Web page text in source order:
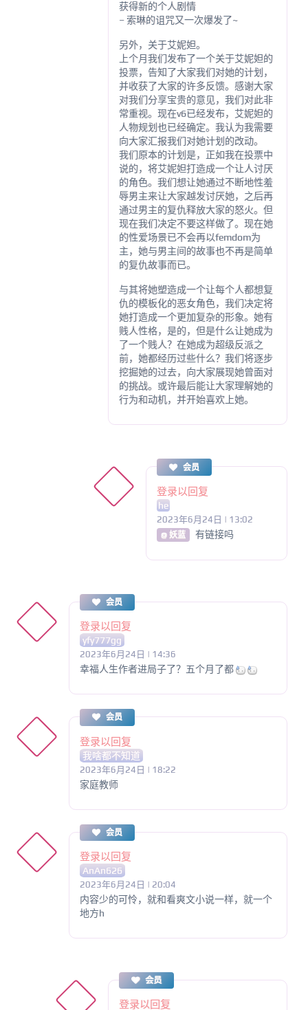
获得新的个人剧情
– 索琳的诅咒又一次爆发了~
另外，关于艾妮妲。
上个月我们发布了一个关于艾妮妲的
投票，告知了大家我们对她的计划，
并收获了大家的许多反馈。感谢大家
对我们分享宝贵的意见，我们对此非
常重视。现在v6已经发布，艾妮妲的
人物规划也已经确定。我认为我需要
向大家汇报我们对她计划的改动。
我们原本的计划是，正如我在投票中
说的，将艾妮妲打造成一个让人讨厌
的角色。我们想让她通过不断地性羞
辱男主来让大家越发讨厌她，之后再
通过男主的复仇释放大家的怒火。但
现在我们决定不要这样做了。现在她
的性爱场景已不会再以femdom为
主，她与男主间的故事也不再是简单
的复仇故事而已。
与其将她塑造成一个让每个人都想复
仇的模板化的恶女角色，我们决定将
她打造成一个更加复杂的形象。她有
贱人性格，是的，但是什么让她成为
了一个贱人？在她成为超级反派之
前，她都经历过些什么？我们将逐步
挖掘她的过去，向大家展现她曾面对
的挑战。或许最后能让大家理解她的
行为和动机，并开始喜欢上她。
会员
登录以回复
he
2023年6月24日 | 13:02
@ 妖蓝 有链接吗
会员
登录以回复
yfy777gg
2023年6月24日 | 14:36
幸福人生作者进局子了？五个月了都
会员
登录以回复
我啥都不知道
2023年6月24日 | 18:22
家庭教师
会员
登录以回复
AnAn626
2023年6月24日 | 20:04
内容少的可怜，就和看爽文小说一样，就一个
地方h
会员
登录以回复